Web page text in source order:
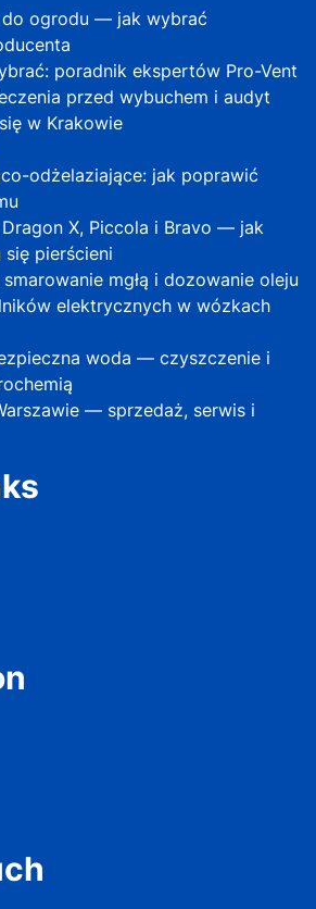
do ogrodu — jak wybrać
poradnik ekspertów Pro-Vent
przed wybuchem i audyt
w Krakowie
odżelaziające: jak poprawić
X, Piccola i Bravo — jak
pierścieni
mgłą i dozowanie oleju
elektrycznych w wózkach
woda — czyszczenie i
— sprzedaż, serwis i